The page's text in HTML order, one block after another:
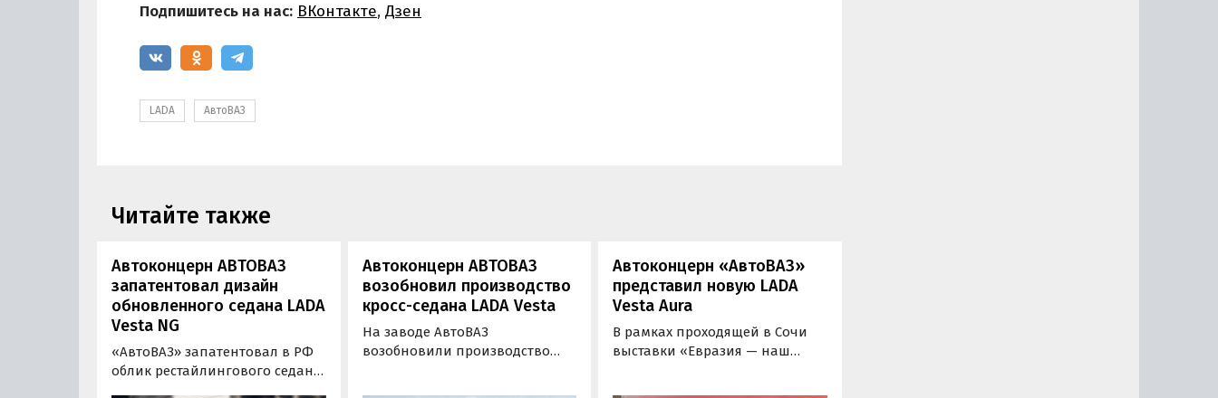
Подпишитесь на нас: ВКонтакте, Дзен
LADA АвтоВАЗ
Читайте также
Автоконцерн АВТОВАЗ
запатентовал дизайн
обновленного седана LADA
Vesta NG
«АвтоВАЗ» запатентовал в РФ
облик рестайлингового седана
Автоконцерн АВТОВАЗ
возобновил производство
кросс-седана LADA Vesta
На заводе АвтоВАЗ
возобновили производство
Автоконцерн «АвтоВАЗ»
представил новую LADA
Vesta Aura
В рамках проходящей в Сочи
выставки «Евразия — наш